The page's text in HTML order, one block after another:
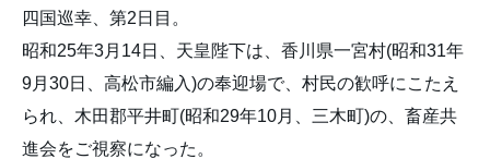
四国巡幸、第2日目。
昭和25年3月14日、天皇陛下は、香川県一宮村(昭和31年
9月30日、高松市編入)の奉迎場で、村民の歓呼にこたえ
られ、木田郡平井町(昭和29年10月、三木町)の、畜産共
進会をご視察になった。